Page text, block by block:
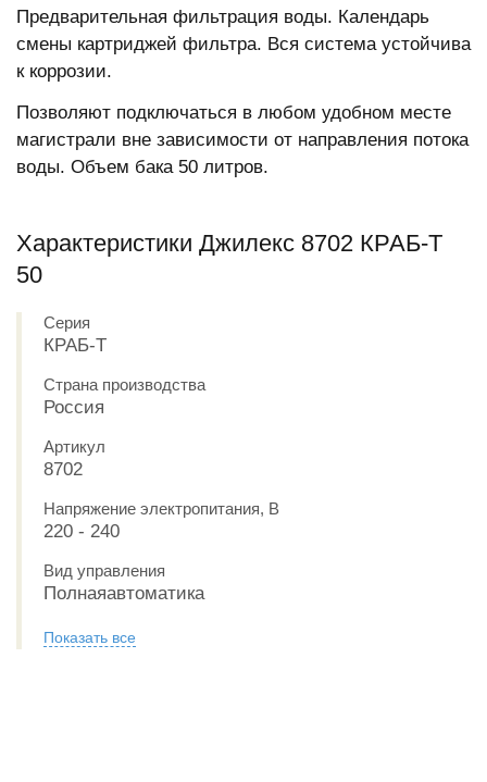
Предварительная фильтрация воды. Календарь
смены картриджей фильтра. Вся система устойчива
к коррозии.
Позволяют подключаться в любом удобном месте
магистрали вне зависимости от направления потока
воды. Объем бака 50 литров.
Характеристики Джилекс 8702 КРАБ-Т
50
Серия
КРАБ-Т
Страна производства
Россия
Артикул
8702
Напряжение электропитания, В
220 - 240
Вид управления
Полнаяавтоматика
Показать все